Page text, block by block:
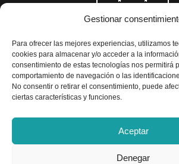
Gestionar
Para ofrecer las mejores experiencias, utilizamos
cookies para almacenar y/o acceder a la
consentimiento de estas tecnologías nos permitirá
comportamiento de navegación o las
No consentir o retirar el consentimiento, puede
ciertas características y funciones.
Aceptar
Denegar